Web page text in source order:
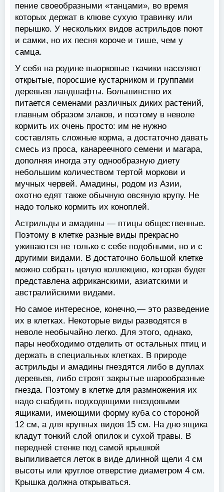
пение своеобразными «танцами», во время
которых держат в клюве сухую травинку или
перышко. У нескольких видов астрильдов поют
и самки, но их песня короче и тише, чем у
самца.
У себя на родине вьюрковые ткачики населяют
открытые, поросшие кустарником и группами
деревьев ландшафты. Большинство их
питается семенами различных диких растений,
главным образом злаков, и поэтому в неволе
кормить их очень просто: им не нужно
составлять сложные корма, а достаточно давать
смесь из проса, канареечного семени и магара,
дополняя иногда эту однообразную диету
небольшим количеством тертой моркови и
мучных червей. Амадины, родом из Азии,
охотно едят также обычную овсяную крупу. Не
надо только кормить их коноплей.
Астрильды и амадины — птицы общественные.
Поэтому в клетке разные виды прекрасно
уживаются не только с себе подобными, но и с
другими видами. В достаточно большой клетке
можно собрать целую коллекцию, которая будет
представлена африканскими, азиатскими и
австралийскими видами.
Но самое интересное, конечно,— это разведение
их в клетках. Некоторые виды разводятся в
неволе необычайно легко. Для этого, однако,
пары необходимо отделить от остальных птиц и
держать в специальных клетках. В природе
астрильды и амадины гнездятся либо в дуплах
деревьев, либо строят закрытые шарообразные
гнезда. Поэтому в клетке для размножения их
надо снабдить подходящими гнездовыми
ящиками, имеющими форму куба со стороной
12 см, а для крупных видов 15 см. На дно ящика
кладут тонкий слой опилок и сухой травы. В
передней стенке под самой крышкой
выпиливается леток в виде длинной щели 4 см
высоты или круглое отверстие диаметром 4 см.
Крышка должна открываться.